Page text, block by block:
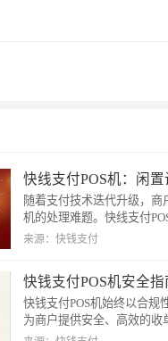
快线支付POS机：闲
随着支付技术迭代升级，商
机的处理难题。快线支付POS
来源：快钱支付
快钱支付POS机安全
快钱支付POS机始终以合规
为商户提供安全、高效的收